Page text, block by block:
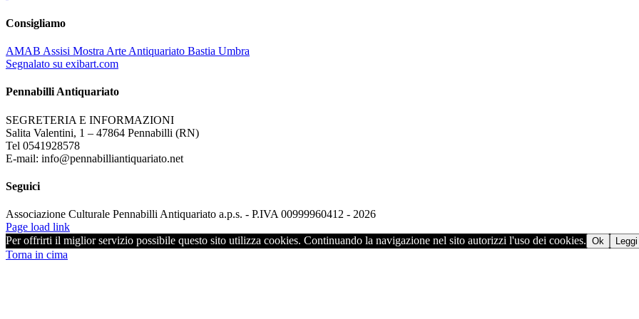
Consigliamo
AMAB Assisi Mostra Arte Antiquariato Bastia Umbra
Segnalato su exibart.com
Pennabilli Antiquariato
SEGRETERIA E INFORMAZIONI
Salita Valentini, 1 – 47864 Pennabilli (RN)
Tel 0541928578
E-mail: info@pennabilliantiquariato.net
Seguici
Associazione Culturale Pennabilli Antiquariato a.p.s. - P.IVA 00999960412 - 2026
Page load link
Per offrirti il miglior servizio possibile questo sito utilizza cookies. Continuando la navigazione nel sito autorizzi l'uso dei cookies. Ok
Torna in cima